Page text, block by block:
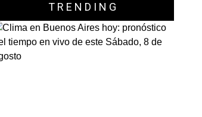
TRENDING